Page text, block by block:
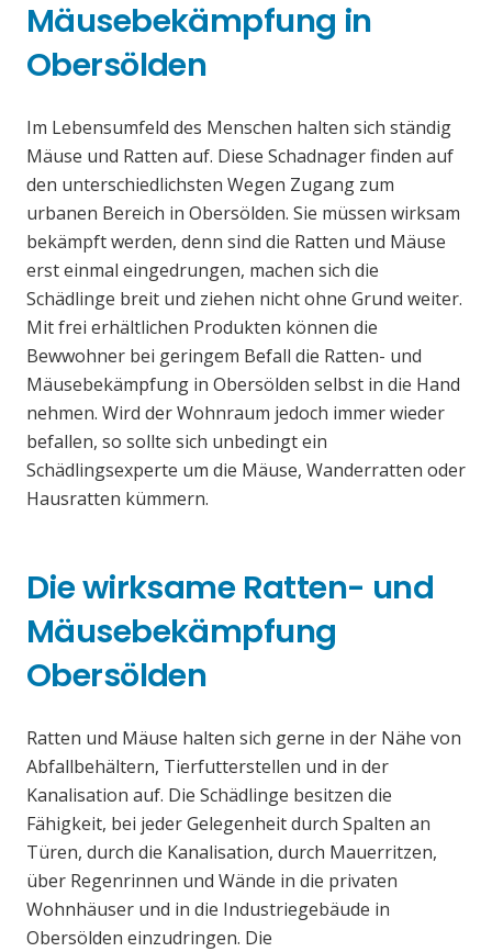
Mäusebekämpfung in
Obersölden
Im Lebensumfeld des Menschen halten sich ständig
Mäuse und Ratten auf. Diese Schadnager finden auf
den unterschiedlichsten Wegen Zugang zum
urbanen Bereich in Obersölden. Sie müssen wirksam
bekämpft werden, denn sind die Ratten und Mäuse
erst einmal eingedrungen, machen sich die
Schädlinge breit und ziehen nicht ohne Grund weiter.
Mit frei erhältlichen Produkten können die
Bewwohner bei geringem Befall die Ratten- und
Mäusebekämpfung in Obersölden selbst in die Hand
nehmen. Wird der Wohnraum jedoch immer wieder
befallen, so sollte sich unbedingt ein
Schädlingsexperte um die Mäuse, Wanderratten oder
Hausratten kümmern.
Die wirksame Ratten- und
Mäusebekämpfung
Obersölden
Ratten und Mäuse halten sich gerne in der Nähe von
Abfallbehältern, Tierfutterstellen und in der
Kanalisation auf. Die Schädlinge besitzen die
Fähigkeit, bei jeder Gelegenheit durch Spalten an
Türen, durch die Kanalisation, durch Mauerritzen,
über Regenrinnen und Wände in die privaten
Wohnhäuser und in die Industriegebäude in
Obersölden einzudringen. Die